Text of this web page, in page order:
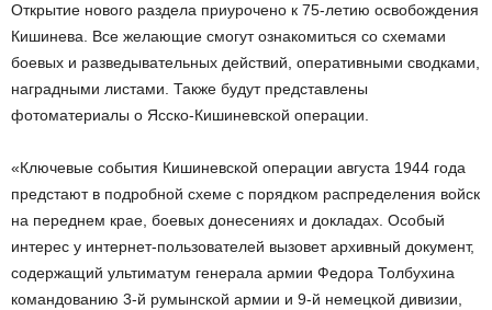
Открытие нового раздела приурочено к 75-летию освобождения
Кишинева. Все желающие смогут ознакомиться со схемами
боевых и разведывательных действий, оперативными сводками,
наградными листами. Также будут представлены
фотоматериалы о Ясско-Кишиневской операции.
«Ключевые события Кишиневской операции августа 1944 года
предстают в подробной схеме с порядком распределения войск
на переднем крае, боевых донесениях и докладах. Особый
интерес у интернет-пользователей вызовет архивный документ,
содержащий ультиматум генерала армии Федора Толбухина
командованию 3-й румынской армии и 9-й немецкой дивизии,